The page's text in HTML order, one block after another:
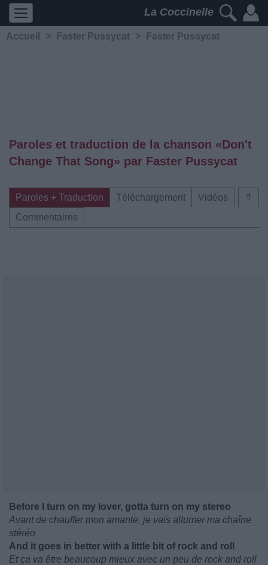
La Coccinelle
Accueil > Faster Pussycat > Faster Pussycat
Paroles et traduction de la chanson «Don't
Change That Song» par Faster Pussycat
⇑
Paroles + Traduction Téléchargement
Vidéos
Commentaires
Before I turn on my lover, gotta turn on my stereo
Avant de chauffer mon amante, je vais allumer ma chaîne
stéréo
And it goes in better with a little bit of rock and roll
Et ça va être beaucoup mieux avec un peu de rock and roll